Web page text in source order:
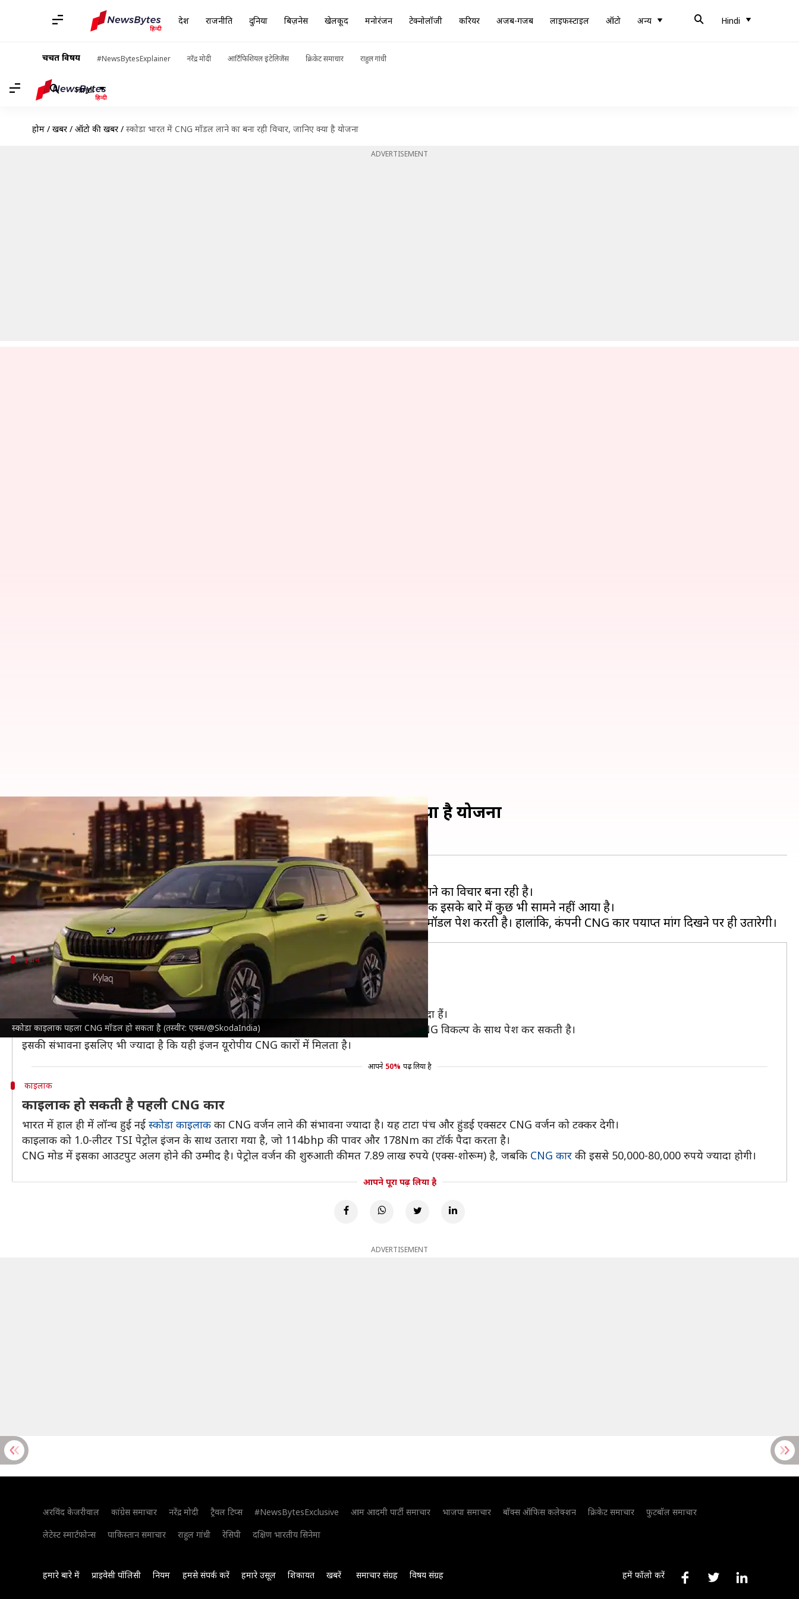
देश राजनीति दुनिया बिज़नेस खेलकूद मनोरंजन टेक्नोलॉजी करियर अजब-गजब लाइफस्टाइल ऑटो अन्य Hindi
चर्चित विषय #NewsBytesExplainer नरेंद्र मोदी आर्टिफिशियल इंटेलिजेंस क्रिकेट समाचार राहुल गांधी
Hindi
होम / खबरें / ऑटो की खबरें / स्कोडा भारत में CNG मॉडल लाने का बना रही विचार, जानिए क्या है योजना
ADVERTISEMENT
स्कोडा काइलाक पहला CNG मॉडल हो सकता है (तस्वीर: एक्स/@SkodaIndia)
स्कोडा भारत में CNG मॉडल लाने का बना रही विचार, जानिए क्या है योजना
Nov 17, 2024 06:33 pm
क्या है खबर?
कार निर्मातास्कोडाभारतीय बाजार में बैटरी इलेक्ट्रिक पावरट्रेन के साथ ICE के साथ CNG मॉडल लाने का विचार बना रही है।
CNG ईंधन से चलने वालीस्कोडा कुशाकको भारत में टेस्टिंग के दौरान देखा गया था, लेकिन अभी तक इसके बारे में कुछ भी सामने नहीं आया है।
इंजन
यह हो सकता पहला CNG पावरट्रेन
वर्तमान में कंपनी भारतीय मॉडल्स में 1.0-लीटर TSI इंजन पेश करती है, जो पूरी तरह से स्थानीयकृत है।
उच्च-विशेष मॉडल में 1.5-लीटर TSI मिलता है, जिसमें 1.0-लीटर इंजन की तुलना में आयातित घटक ज्यादा हैं।
ऐसे में संभावना है कि लागत कम करने के लिए कंपनी स्थानीय रूप से निर्मित 1.0-लीटर TSI इंजन को CNG विकल्प के साथ पेश कर सकती है।
इसकी संभावना इसलिए भी ज्यादा है कि यही इंजन यूरोपीय CNG कारों में मिलता है।
आपने 50% पढ़ लिया है
काइलाक
काइलाक हो सकती है पहली CNG कार
भारत में हाल ही में लॉन्च हुई नई स्कोडा काइलाक का CNG वर्जन लाने की संभावना ज्यादा है। यह टाटा पंच और हुंडई एक्सटर CNG वर्जन को टक्कर देगी।
काइलाक को 1.0-लीटर TSI पेट्रोल इंजन के साथ उतारा गया है, जो 114bhp की पावर और 178Nm का टॉर्क पैदा करता है।
CNG मोड में इसका आउटपुट अलग होने की उम्मीद है। पेट्रोल वर्जन की शुरुआती कीमत 7.89 लाख रुपये (एक्स-शोरूम) है, जबकि CNG कार की इससे 50,000-80,000 रुपये ज्यादा होगी।
आपने पूरा पढ़ लिया है
ADVERTISEMENT
अरविंद केजरीवाल कांग्रेस समाचार नरेंद्र मोदी ट्रैवल टिप्स #NewsBytesExclusive आम आदमी पार्टी समाचार भाजपा समाचार बॉक्स ऑफिस कलेक्शन क्रिकेट समाचार
फुटबॉल समाचार
लेटेस्ट स्मार्टफोन्स
पाकिस्तान समाचार राहुल गांधी रेसिपी दक्षिण भारतीय सिनेमा
हमारे बारे में प्राइवेसी पॉलिसी नियम हमसे संपर्क करें हमारे उसूल शिकायत खबरें समाचार संग्रह विषय संग्रह हमें फॉलो करें